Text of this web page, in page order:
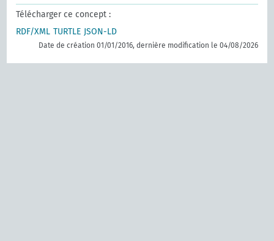
Télécharger ce concept :
RDF/XML TURTLE JSON-LD
Date de création 01/01/2016, dernière modification le 04/08/2026